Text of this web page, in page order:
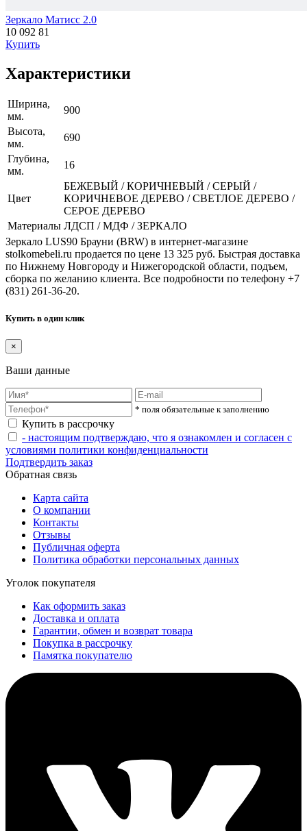
Зеркало Матисс 2.0
10 092 81
Купить
Характеристики
Ширина,
мм.
900
Высота,
мм.
690
Глубина,
мм.
16
Цвет
БЕЖЕВЫЙ / КОРИЧНЕВЫЙ / СЕРЫЙ /
КОРИЧНЕВОЕ ДЕРЕВО / СВЕТЛОЕ ДЕРЕВО /
СЕРОЕ ДЕРЕВО
Материалы ЛДСП / МДФ / ЗЕРКАЛО
Зеркало LUS90 Брауни (BRW) в интернет-магазине
stolkomebeli.ru продается по цене 13 325 руб. Быстрая доставка
по Нижнему Новгороду и Нижегородской области, подъем,
сборка по желанию клиента. Все подробности по телефону +7
(831) 261-36-20.
Купить в один клик
×
Ваши данные
* поля обязательные к заполнению
Купить в рассрочку
- настоящим подтверждаю, что я ознакомлен и согласен с
условиями политики конфиденциальности
Подтвердить заказ
Обратная связь
Карта сайта
О компании
Контакты
Отзывы
Публичная оферта
Политика обработки персональных данных
Уголок покупателя
Как оформить заказ
Доставка и оплата
Гарантии, обмен и возврат товара
Покупка в рассрочку
Памятка покупателю